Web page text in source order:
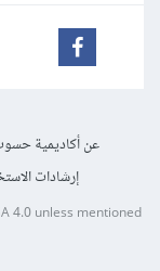
عن أكاديمية
إرشادات
4.0unless mentioned